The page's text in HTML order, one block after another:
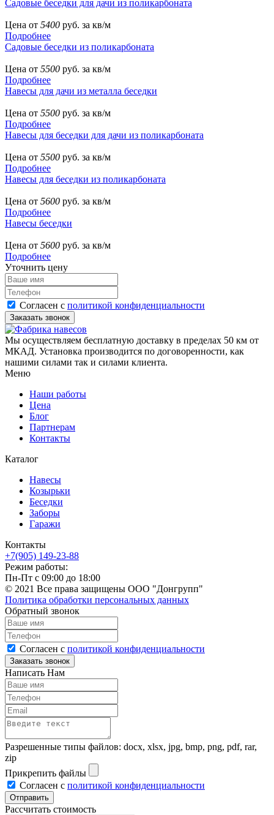
Садовые беседки для дачи из поликарбоната
Цена от 5400 руб. за кв/м
Подробнее
Садовые беседки из поликарбоната
Цена от 5500 руб. за кв/м
Подробнее
Навесы для дачи из металла беседки
Цена от 5500 руб. за кв/м
Подробнее
Навесы для беседки для дачи из поликарбоната
Цена от 5500 руб. за кв/м
Подробнее
Навесы для беседки из поликарбоната
Цена от 5600 руб. за кв/м
Подробнее
Навесы беседки
Цена от 5600 руб. за кв/м
Подробнее
Уточнить цену
Согласен с политикой конфиденциальности
Мы осуществляем бесплатную доставку в пределах 50 км от
МКАД. Установка производится по договоренности, как
нашими силами так и силами клиента.
Меню
Наши работы
Цена
Блог
Партнерам
Контакты
Каталог
Навесы
Козырьки
Беседки
Заборы
Гаражи
Контакты
+7(905) 149-23-88
Режим работы:
Пн-Пт с 09:00 до 18:00
© 2021 Все права защищены ООО "Донгрупп"
Политика обработки персональных данных
Обратный звонок
Согласен с политикой конфиденциальности
Написать Нам
Разрешенные типы файлов: docx, xlsx, jpg, bmp, png, pdf, rar,
zip
Прикрепить файлы
Согласен с политикой конфиденциальности
Рассчитать стоимость